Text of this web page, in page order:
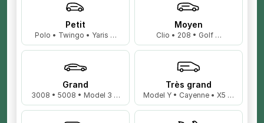
Petit
Polo • Twingo • Yaris …
Moyen
Clio • 208 • Golf …
Grand
3008 • 5008 • Model 3 …
Très grand
Model Y • Cayenne • X5 …